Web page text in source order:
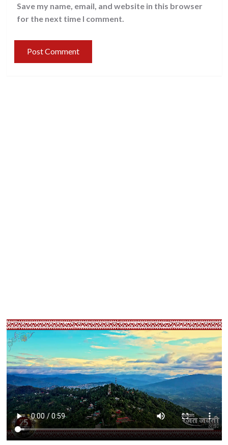
Save my name, email, and website in this browser
for the next time I comment.